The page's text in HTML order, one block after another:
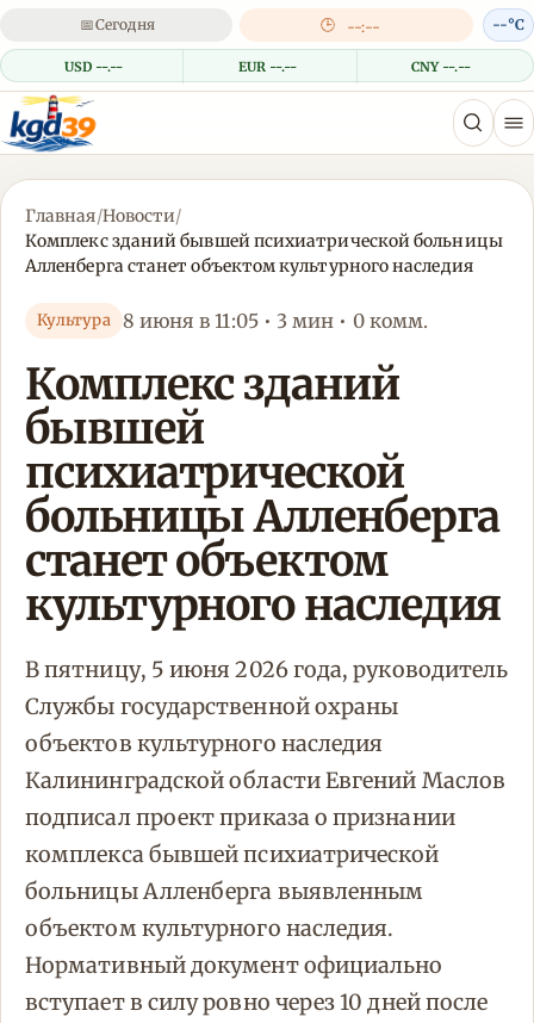
📅Сегодня 🕒 --:--
USD --.-- EUR --.-- CNY --.--
--°C
Главная/Новости/
Комплекс зданий бывшей психиатрической больницы
Алленберга станет объектом культурного наследия
Культура 8 июня в 11:05 • 3 мин • 0 комм.
Комплекс зданий
бывшей
психиатрической
больницы Алленберга
станет объектом
культурного наследия
В пятницу, 5 июня 2026 года, руководитель
Службы государственной охраны
объектов культурного наследия
Калининградской области Евгений Маслов
подписал проект приказа о признании
комплекса бывшей психиатрической
больницы Алленберга выявленным
объектом культурного наследия.
Нормативный документ официально
вступает в силу ровно через 10 дней после